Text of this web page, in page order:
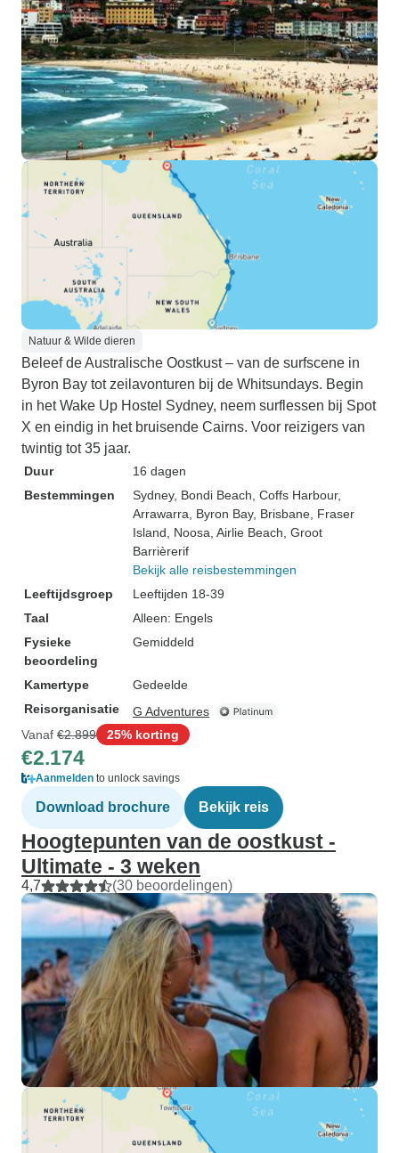
Natuur & Wilde dieren
Beleef de Australische Oostkust – van de surfscene in
Byron Bay tot zeilavonturen bij de Whitsundays. Begin
in het Wake Up Hostel Sydney, neem surflessen bij Spot
X en eindig in het bruisende Cairns. Voor reizigers van
twintig tot 35 jaar.
Duur
16 dagen
Bestemmingen
Sydney, Bondi Beach , Coffs Harbour,
Arrawarra , Byron Bay, Brisbane , Fraser
Island , Noosa , Airlie Beach , Groot
Barrièrerif
Bekijk alle reisbestemmingen
Leeftijdsgroep
Leeftijden 18-39
Taal
Alleen: Engels
Fysieke
beoordeling
Gemiddeld
Kamertype
Gedeelde
Reisorganisatie
G Adventures
Vanaf €2.899 25% korting
€2.174
Aanmelden to unlock savings
Download brochure Bekijk reis
Hoogtepunten van de oostkust -
Ultimate - 3 weken
4,7 (30 beoordelingen)